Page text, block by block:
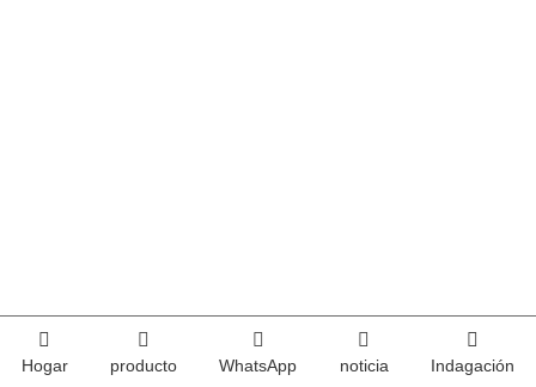
Hogar producto WhatsApp noticia Indagación